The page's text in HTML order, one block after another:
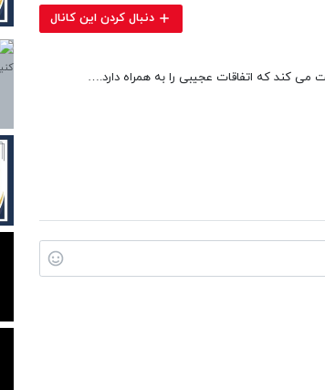
دنبال کردن این کانال
کند که اتفاقات عجیبی را به همراه دارد.…